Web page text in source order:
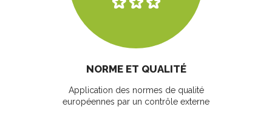
NORME ET QUALITÉ
Application des normes de qualité
européennes par un contrôle externe